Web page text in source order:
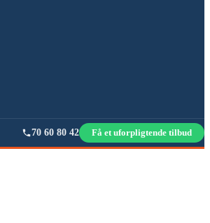
70 60 80 42 Få et uforpligtende tilbud